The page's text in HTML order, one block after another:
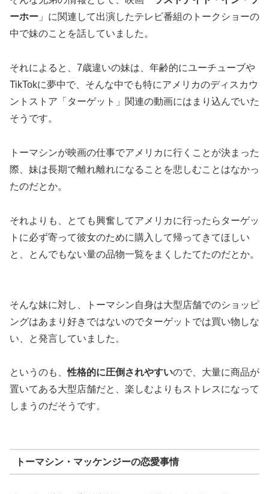
ーホー 」に関連して出演したテレビ番組のトークショーの
中で妹のことを話していました。
それによると、7歳違いの妹は、年齢的にユーチューブや
TikTokに夢中で、そんな中でも特にアメリカのディスカウ
ントストア「ターゲット」関連の動画にはまり込んでいた
そうです。
トーマシンが映画の仕事でアメリカに行くことが決まった
際、妹は長期で離れ離れになることを悲しむことはなかっ
たのだとか。
それよりも、とても興奮してアメリカに行ったらターゲッ
トに必ず寄って彼女のために購入して帰ってきてほしい
と、とんでもない量の品物一覧をまくしたてたのだとか。
そんな妹に対し、トーマシン自身は大型店舗でのショッピ
ングはあまり好きではないのでターゲットでは買い物しな
い、と発言していました。
というのも、性格的に圧倒されやすいので、大量に商品が
置いてある大型店舗だと、楽しむよりもストレスになって
しまうのだそうです。
トーマシン・マッケンジーの恋愛事情